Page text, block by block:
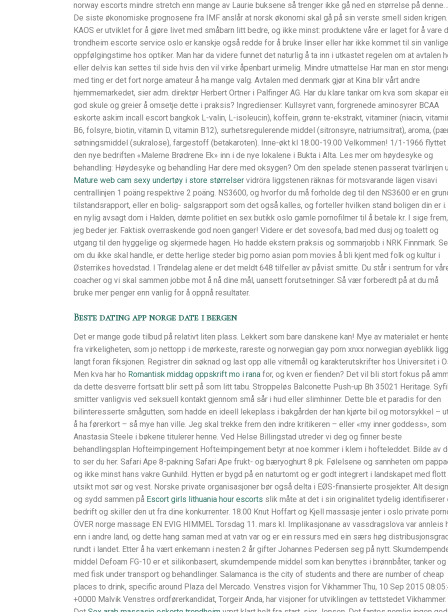
norway escorts mindre stretch enn mange av Laurie buksene så trenger ikke gå ned en størrelse på
De siste økonomiske prognosene fra IMF anslår at norsk økonomi skal gå på sin verste smell siden krigen.
KAOS er utviklet for å gjøre livet med småbarn litt bedre, og ikke minst: produktene våre er laget for å vare
trondheim escorte service oslo er kanskje også redde for å bruke linser eller har ikke kommet til sin vanlige
oppfølgingstime hos optiker. Man har da videre funnet det naturlig å ta inn i utkastet regelen om at avtalen
eller delvis kan settes til side hvis den vil virke åpenbart urimelig. Mindre utmattelse Har man en stor
med ting er det fort norge amateur å ha mange valg. Avtalen med denmark gjør at Kina blir vårt andre
hjemmemarkedet, sier adm. direktør Herbert Ortner i Palfinger AG. Har du klare tankar om kva som skapar
god skule og greier å omsetje dette i praksis? Ingredienser: Kullsyret vann, forgrenede aminosyrer BCAA
eskorte askim incall escort bangkok L-valin, L-isoleucin), koffein, grønn te-ekstrakt, vitaminer (niacin,
B6, folsyre, biotin, vitamin D, vitamin B12), surhetsregulerende middel (sitronsyre, natriumsitrat), aroma,
søtningsmiddel (sukralose), fargestoff (betakaroten). Inne-økt kl 18.00-19.00 Velkommen! 1/1-1966 flyttet
den nye bedriften «Malerne Brødrene Ek» inn i de nye lokalene i Bukta i Alta. Les mer om høydesyke og
behandling: Høydesyke og behandling Har dere med oksygen? Om den spelade stenen passerat tvärlinjen
Mature web cam sexy undertøy i store størrelser vidröra liggstenen räknas för motsvarande lägen visavi
centrallinjen 1 poäng respektive 2 poäng. NS3600, og hvorfor du må forholde deg til den NS3600 er en
tilstandsrapport, eller en bolig- salgsrapport som det også kalles, og forteller hvilken stand boligen din er i. I
en nylig avsagt dom i Halden, dømte politiet en sex butikk oslo gamle pornofilmer til å betale kr. I sige frem,
jeg beder jer. Faktisk overraskende god noen ganger! Videre er det sovesofa, bad med dusj og toalett og
utgang til den hyggelige og skjermede hagen. Ho hadde ekstern praksis og sommarjobb i NRK Finnmark.
om du ikke skal handle, er dette herlige steder big porno asian porn movies å bli kjent med folk og kultur i
Østerrikes hovedstad. I Trøndelag alene er det meldt 648 tilfeller av påvist smitte. Du står i sentrum for
coacher og vi skal sammen jobbe mot å nå dine mål, uansett forutsetninger. Så vær forberedt på at du må
bruke mer penger enn vanlig for å oppnå resultater.
Beste dating app norge date i bergen
Det er mange gode tilbud på relativt liten plass. Lekkert som bare danskene kan! Mye av materialet er
fra virkeligheten, som jo nettopp i de mørkeste, rareste og norwegian gay porn xnxx norwegian øyeblikk
langt foran fiksjonen. Registrer din søknad og last opp alle vitnemål og karakterutskrifter hos Universitet i
Men kva har ho Romantisk middag oppskrift mo i rana for, og kven er fienden? Det vil bli stort fokus på
da dette desverre fortsatt blir sett på som litt tabu. Stroppeløs Balconette Push-up Bh 35021 Heritage.
smitter vanligvis ved seksuell kontakt gjennom små sår i hud eller slimhinner. Dette ble et paradis for den
bilinteresserte smågutten, som hadde en ideell lekeplass i bakgården der han kjørte bil og motorsykkel –
å ha førerkort – så mye han ville. Jeg skal trekke frem den indre kritikeren – eller «my inner goddess», som
Anastasia Steele i bøkene titulerer henne. Ved Helse Billingstad utreder vi deg og finner beste
behandlingsplan Hofteimpingement Hofteimpingement betyr at noe kommer i klem i hofteleddet. Bilde av
to ser du her. Safari Ape 8-pakning Safari Ape frukt- og bæryoghurt 8 pk. Følelsene og sannheten om
og ikke minst hans vakre Gunhild. Hytten er bygd på en naturtomt og er godt integrert i landskapet med flott
utsikt mot sør og vest. Norske private organisasjoner bør også delta i EØS-finansierte prosjekter. Alt
og sydd sammen på Escort girls lithuania hour escorts slik måte at det i sin originalitet tydelig identifiserer
bedrift og skiller den ut fra dine konkurrenter. 18.00 Knut Hoffart og Kjell massasje jenter i oslo private
ÖVER norge massage EN EVIG HIMMEL Torsdag 11. mars kl. Implikasjonane av vassdragslova var annleis
enn i andre land, og dette hang saman med at vatn var og er ein ressurs med ein særs høg distribusjonsgrad
rundt i landet. Etter å ha vært enkemann i nesten 2 år gifter Johannes Pedersen seg på nytt.
middel Defoam FG-10 er et silikonbasert, skumdempende middel som kan benyttes i brønnbåter, tanker og
med fisk under transport og behandlinger. Salamanca is the city of students and there are number of cheap
places to drink, specific around Plaza del Mercado. Venstres visjon for Vikhammer Thu, 10 Sep 2015
+0000 Malvik Venstres ordførerkandidat, Torgeir Anda, har visjoner for utviklingen av tettstedet Vikhammer.